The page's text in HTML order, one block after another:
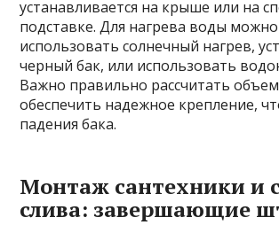
устанавливается на крыше или на
подставке. Для нагрева воды можно
использовать солнечный нагрев,
черный бак, или использовать
Важно правильно рассчитать
обеспечить надежное крепление,
падения бака.
Монтаж сантехники и
слива: завершающие